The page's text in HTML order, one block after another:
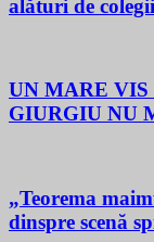
alături de
UN MARE
GIURGIU NU
„Teorema
dinspre scenă